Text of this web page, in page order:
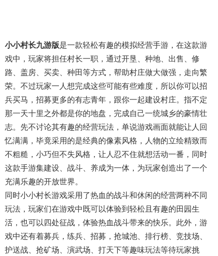
小小村长九游版是一款轻松有趣的模拟经营手游，在这款游
戏中，玩家将担任村长一职，通过开垦、种地、出售、修
路、盖房、买卖、种田等方式，帮助村庄做大做强，走向繁
荣。不过玩家一人想完成这些可能有些难度，所以你可以招
兵买马，招募更多的有志青年，跟你一起建设村庄。指不定
那一天十里之外都是你的地盘，完成自己一统城乡的豪情壮
志。先不讨论其有趣的经营玩法，单说游戏画面就能让人回
忆满满，毕竟采用的是经典的像素风格，人物的立绘精致而
不粗糙，小巧但不失风格，让人忍不住就想活动一番，同时
这款手游集建设、战斗、养成为一体，为玩家创造出了一个
充满乐趣的开放世界。
同时小小村长游戏采用了热血的战斗和休闲的经营两种不同
玩法，玩家们在游戏中既可以体验到轻松且有趣的田园生
活，也可以四处征战，体验热血战斗带来的快乐。此外，游
戏中还有着募兵，练兵、招募，抢城池、排行榜、竞技场、
护送战、抢矿场、演武场、打天下等趣味玩法等待玩家挑